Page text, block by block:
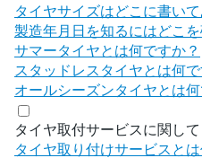
タイヤサイズはどこに書い
製造年月日を知るにはどこ
サマータイヤとは何ですか？
スタッドレスタイヤとは何で
オールシーズンタイヤとは何
タイヤ取付サービスに関して
タイヤ取り付けサービスと